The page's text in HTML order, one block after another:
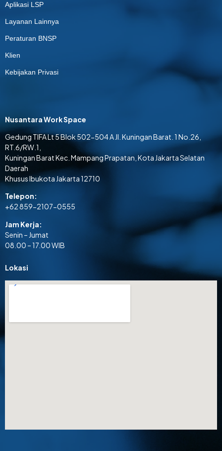
Aplikasi LSP
Layanan Lainnya
Peraturan BNSP
Klien
Kebijakan Privasi
Nusantara Work Space
Gedung TIFA Lt 5 Blok 502-504 A Jl. Kuningan Barat. 1 No.26,
RT.6/RW.1,
Kuningan Barat Kec. Mampang Prapatan, Kota Jakarta Selatan
Daerah
Khusus Ibukota Jakarta 12710
Telepon:
+62 859-2107-0555
Jam Kerja:
Senin – Jumat
08.00 – 17.00 WIB
Lokasi